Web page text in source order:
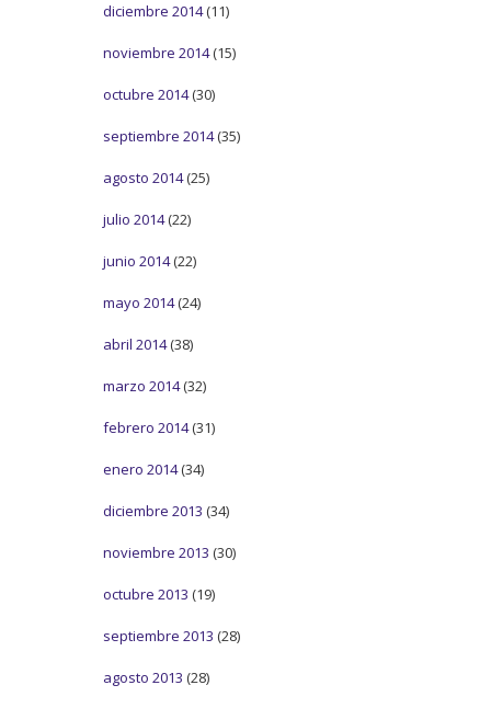
diciembre 2014(11)
noviembre 2014(15)
octubre 2014(30)
septiembre 2014(35)
agosto 2014(25)
julio 2014(22)
junio 2014(22)
mayo 2014(24)
abril 2014(38)
marzo 2014(32)
febrero 2014(31)
enero 2014(34)
diciembre 2013 (34)
noviembre 2013 (30)
octubre 2013 (19)
septiembre 2013 (28)
agosto 2013 (28)